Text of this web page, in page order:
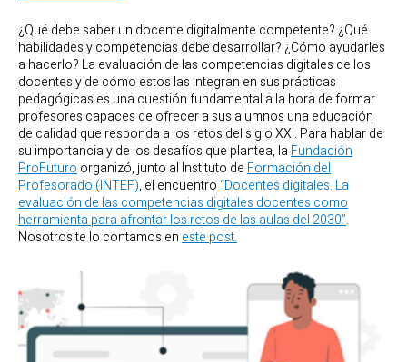
¿Qué debe saber un docente digitalmente competente? ¿Qué
habilidades y competencias debe desarrollar? ¿Cómo ayudarles
a hacerlo? La evaluación de las competencias digitales de los
docentes y de cómo estos las integran en sus prácticas
pedagógicas es una cuestión fundamental a la hora de formar
profesores capaces de ofrecer a sus alumnos una educación
de calidad que responda a los retos del siglo XXI. Para hablar de
su importancia y de los desafíos que plantea, la Fundación
ProFuturo organizó, junto al Instituto de Formación del
Profesorado (INTEF), el encuentro “Docentes digitales. La
evaluación de las competencias digitales docentes como
herramienta para afrontar los retos de las aulas del 2030”.
Nosotros te lo contamos en este post.